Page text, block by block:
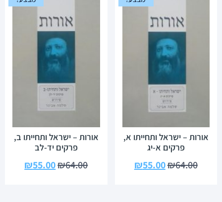
אורות – ישראל ותחייתו א,
פרקים א-יג
₪64.00
₪55.00
אורות – ישראל ותחייתו ב,
פרקים יד-לב
₪64.00
₪55.00